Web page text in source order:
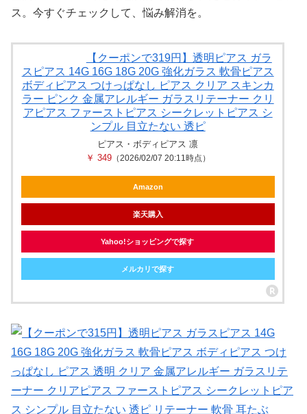
ス。今すぐチェックして、悩み解消を。
【クーポンで319円】透明ピアス ガラ
スピアス 14G 16G 18G 20G 強化ガラス 軟骨ピアス
ボディピアス つけっぱなし ピアス クリア スキンカ
ラー ピンク 金属アレルギー ガラスリテーナー クリ
アピアス ファーストピアス シークレットピアス シ
ンプル 目立たない 透ピ
ピアス・ボディピアス 凛
￥ 349（2026/02/07 20:11時点）
Amazon
楽天購入
Yahoo!ショッピングで探す
メルカリで探す